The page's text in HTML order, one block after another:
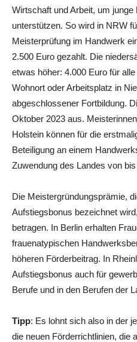
Wirtschaft und Arbeit, um
unterstützen. So wird in NRW
Meisterprüfung im Handwerk
2.500 Euro gezahlt. Die
etwas höher: 4.000 Euro für
Wohnort oder Arbeitsplatz in
abgeschlossener Fortbildung.
Oktober 2023 aus.
Holstein können für die
Beteiligung an einem
Zuwendung des Landes von
Die Meistergründungsprämie,
Aufstiegsbonus bezeichnet
betragen. In Berlin erhalten
frauenatypischen
höheren Förderbeitrag. In
Aufstiegsbonus auch für
Berufe und in den Berufen der
Tipp: Es lohnt sich also in der
die neuen Förderrichtlinien, die